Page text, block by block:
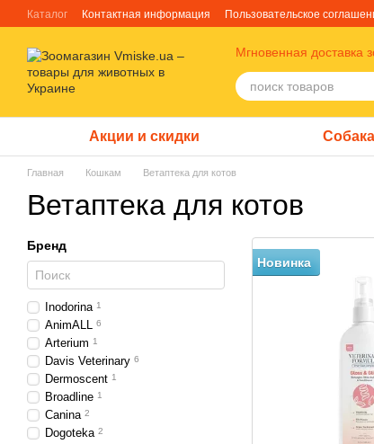
Перейти к основному контенту
Каталог Контактная информация Пользовательское
Мгновенная доставка
Акции и скидки
Главная Кошкам Ветаптека для котов
Ветаптека для котов
Новинка
Бренд
Inodorina 1
AnimALL 6
Arterium 1
Davis Veterinary 6
Dermoscent 1
Broadline 1
Canina 2
Dogoteka 2